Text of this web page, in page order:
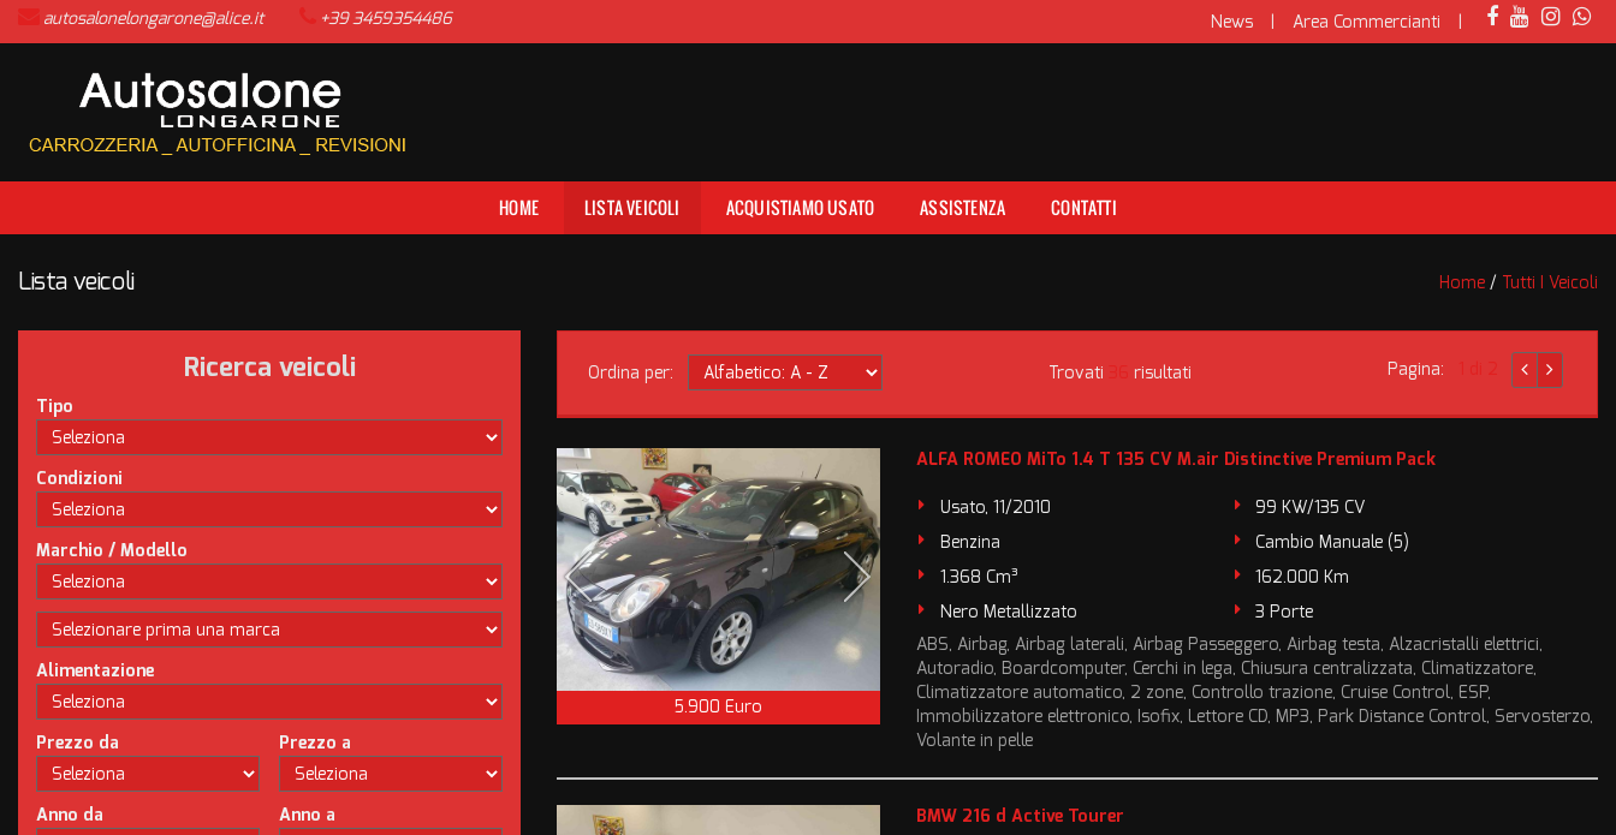
LISTA VEICOLI
AREA COMMERCIANTI
autosalonelongarone@alice.it +39 3459354486 News Area Commercianti
HOME LISTA VEICOLI ACQUISTIAMO USATO ASSISTENZA CONTATTI
Lista veicoli Home / Tutti I Veicoli
Ricerca veicoli
Tipo
Condizioni
Marchio / Modello
Alimentazione
Prezzo da Prezzo a
Anno da Anno a
Ordina per: Trovati risultati Pagina:
5.900 Euro
ALFA ROMEO MiTo 1.4 T 135 CV M.air Distinctive Premium Pack
Usato, 11/2010
99 KW/135 CV
Benzina
Cambio Manuale (5)
1.368 Cm³
162.000 Km
Nero Metallizzato
3 Porte
ABS, Airbag, Airbag laterali, Airbag Passeggero, Airbag testa, Alzacristalli elettrici,
Autoradio, Boardcomputer, Cerchi in lega, Chiusura centralizzata, Climatizzatore,
Climatizzatore automatico, 2 zone, Controllo trazione, Cruise Control, ESP,
Immobilizzatore elettronico, Isofix, Lettore CD, MP3, Park Distance Control, Servosterzo,
Volante in pelle
BMW 216 d Active Tourer